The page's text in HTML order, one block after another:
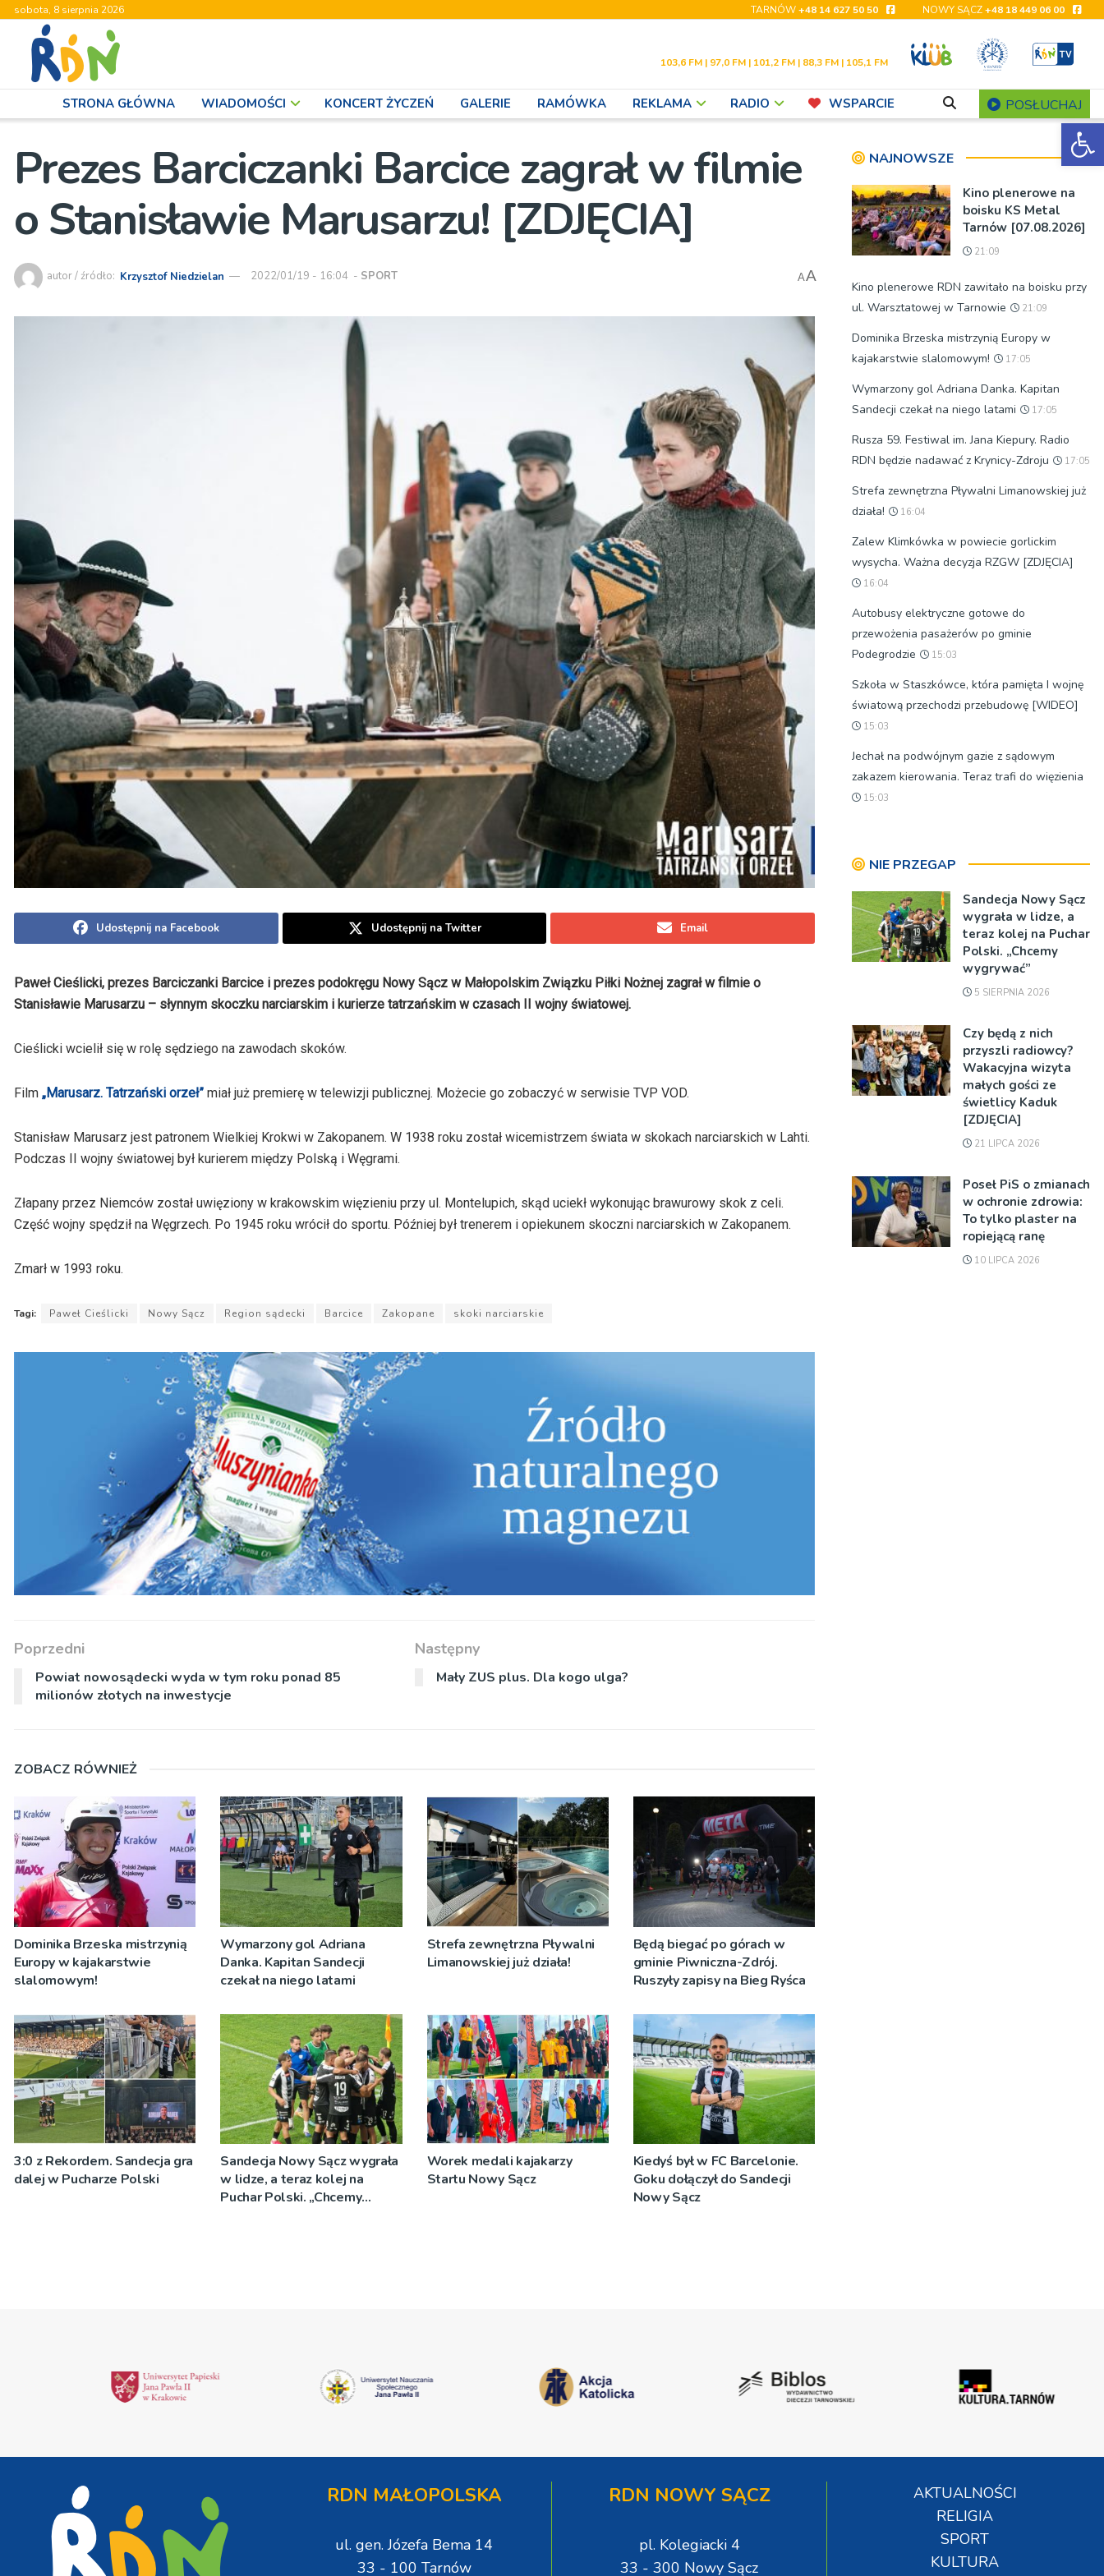
sobota, 8 sierpnia 2026 TARNÓW+48 14 627 50 50 NOWY SĄCZ+48 18 449 06 00
103,6 FM | 97,0 FM | 101,2 FM | 88,3 FM | 105,1 FM
STRONA GŁÓWNA WIADOMOŚCI KONCERT ŻYCZEŃ GALERIE RAMÓWKA REKLAMA RADIO WSPARCIE POSŁUCHAJ
Prezes Barciczanki Barcice zagrał w filmie
o Stanisławie Marusarzu! [ZDJĘCIA]
autor / źródło: Krzysztof Niedzielan 2022/01/19 - 16:04 - SPORT AA
Udostępnij na Facebook Udostępnij na Twitter Email
Paweł Cieślicki, prezes Barciczanki Barcice i prezes podokręgu Nowy Sącz w Małopolskim Związku Piłki Nożnej zagrał w filmie o
Stanisławie Marusarzu – słynnym skoczku narciarskim i kurierze tatrzańskim w czasach II wojny światowej.
Cieślicki wcielił się w rolę sędziego na zawodach skoków.
Film „Marusarz. Tatrzański orzeł” miał już premierę w telewizji publicznej. Możecie go zobaczyć w serwisie TVP VOD.
Stanisław Marusarz jest patronem Wielkiej Krokwi w Zakopanem. W 1938 roku został wicemistrzem świata w skokach narciarskich w Lahti.
Podczas II wojny światowej był kurierem między Polską i Węgrami.
Złapany przez Niemców został uwięziony w krakowskim więzieniu przy ul. Montelupich, skąd uciekł wykonując brawurowy skok z celi.
Część wojny spędził na Węgrzech. Po 1945 roku wrócił do sportu. Później był trenerem i opiekunem skoczni narciarskich w Zakopanem.
Zmarł w 1993 roku.
Tagi: Paweł Cieślicki Nowy Sącz Region sądecki Barcice Zakopane skoki narciarskie
Poprzedni
Powiat nowosądecki wyda w tym roku ponad 85
milionów złotych na inwestycje
Następny
Mały ZUS plus. Dla kogo ulga?
ZOBACZ RÓWNIEŻ
Dominika Brzeska mistrzynią
Europy w kajakarstwie
slalomowym!
Wymarzony gol Adriana
Danka. Kapitan Sandecji
czekał na niego latami
Strefa zewnętrzna Pływalni
Limanowskiej już działa!
Będą biegać po górach w
gminie Piwniczna-Zdrój.
Ruszyły zapisy na Bieg Ryśca
3:0 z Rekordem. Sandecja gra
dalej w Pucharze Polski
Sandecja Nowy Sącz wygrała
w lidze, a teraz kolej na
Puchar Polski. „Chcemy
Worek medali kajakarzy
Startu Nowy Sącz
Kiedyś był w FC Barcelonie.
Goku dołączył do Sandecji
Nowy Sącz
NAJNOWSZE
Kino plenerowe na
boisku KS Metal
Tarnów [07.08.2026]
21:09
Kino plenerowe RDN zawitało na boisku przy
ul. Warsztatowej w Tarnowie
21:09
Dominika Brzeska mistrzynią Europy w
kajakarstwie slalomowym!
17:05
Wymarzony gol Adriana Danka. Kapitan
Sandecji czekał na niego latami
17:05
Rusza 59. Festiwal im. Jana Kiepury. Radio
RDN będzie nadawać z Krynicy-Zdroju
17:05
Strefa zewnętrzna Pływalni Limanowskiej już
działa!
16:04
Zalew Klimkówka w powiecie gorlickim
wysycha. Ważna decyzja RZGW [ZDJĘCIA]
16:04
Autobusy elektryczne gotowe do
przewożenia pasażerów po gminie
Podegrodzie
15:03
Szkoła w Staszkówce, która pamięta I wojnę
światową przechodzi przebudowę [WIDEO]
15:03
Jechał na podwójnym gazie z sądowym
zakazem kierowania. Teraz trafi do więzienia
15:03
NIE PRZEGAP
Sandecja Nowy Sącz
wygrała w lidze, a
teraz kolej na Puchar
Polski. „Chcemy
wygrywać”
5 SIERPNIA 2026
Czy będą z nich
przyszli radiowcy?
Wakacyjna wizyta
małych gości ze
świetlicy Kaduk
[ZDJĘCIA]
21 LIPCA 2026
Poseł PiS o zmianach
w ochronie zdrowia:
To tylko plaster na
ropiejącą ranę
10 LIPCA 2026
RDN MAŁOPOLSKA
ul. gen. Józefa Bema 14
33 - 100 Tarnów
RDN NOWY SĄCZ
pl. Kolegiacki 4
33 - 300 Nowy Sącz
AKTUALNOŚCI
RELIGIA
SPORT
KULTURA